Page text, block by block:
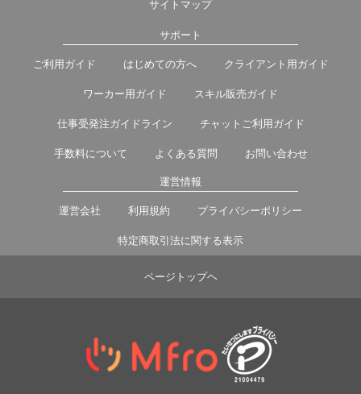
サイトマップ
サポート
ご利用ガイド はじめての方へ クライアント用ガイド
ワーカー用ガイド スキル販売ガイド
仕事受発注ガイドライン チャットご利用ガイド
手数料について よくある質問 お問い合わせ
運営情報
運営会社 利用規約 プライバシーポリシー
特定商取引法に関する表示
ページトップヘ